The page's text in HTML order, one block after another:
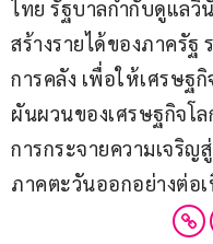
ไทย รัฐบาลกำกับดูแลวิ
สร้างรายได้ของภาครัฐ
การคลัง เพื่อให้เศรษฐ
ผันผวนของเศรษฐกิจโ
การกระจายความเจริ
ภาคตะวันออกอย่างต่อ